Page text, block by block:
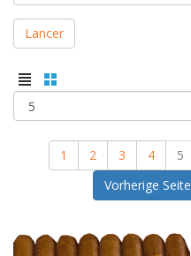
Lancer
1 2 3 4 5
Vorherige Seite